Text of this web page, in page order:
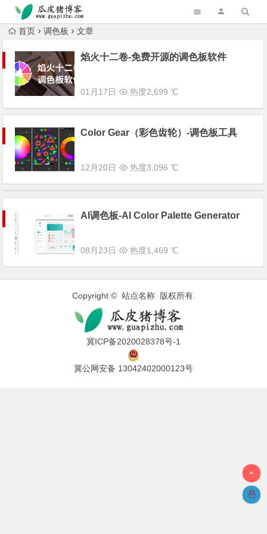
跳转到主内容
首页 调色板 文章
焰火十二卷-免费开源的调色板软件
01月17日 热度2,699 ℃
Color Gear（彩色齿轮）-调色板工具
12月20日 热度3,096 ℃
AI调色板-AI Color Palette Generator
08月23日 热度1,469 ℃
Copyright © 站点名称 版权所有.
冀ICP备2020028378号-1
冀公网安备 13042402000123号